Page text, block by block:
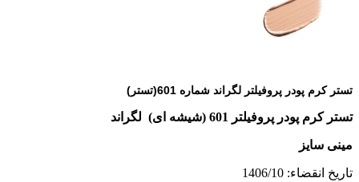
تستر کرم پودر پروفیلتر لگراند شماره 601(تستر)
تستر کرم پودر پروفیلتر 601 (شیشه ای) لگراند
مینی سایز
تاریخ انقضاء: 1406/10